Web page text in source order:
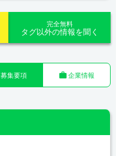
完全無料
タグ以外の情報を聞く
募集要項 企業情報